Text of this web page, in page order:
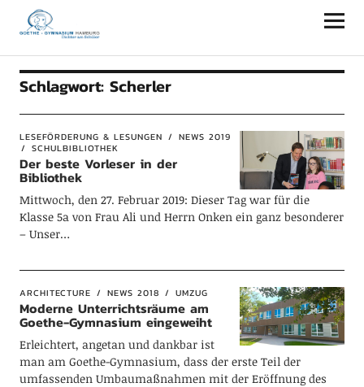
Goethe-Gymnasium Hamburg
Schlagwort: Scherler
LESEFÖRDERUNG & LESUNGEN
NEWS 2019
SCHULBIBLIOTHEK
Der beste Vorleser in der
Bibliothek
Mittwoch, den 27. Februar 2019: Dieser Tag war für die
Klasse 5a von Frau Ali und Herrn Onken ein ganz besonderer
– Unser…
ARCHITECTURE NEWS 2018 UMZUG
Moderne Unterrichtsräume am
Goethe-Gymnasium eingeweiht
Erleichtert, angetan und dankbar ist
man am Goethe-Gymnasium, dass der erste Teil der
umfassenden Umbaumaßnahmen mit der Eröffnung des